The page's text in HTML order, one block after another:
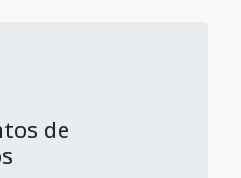
de